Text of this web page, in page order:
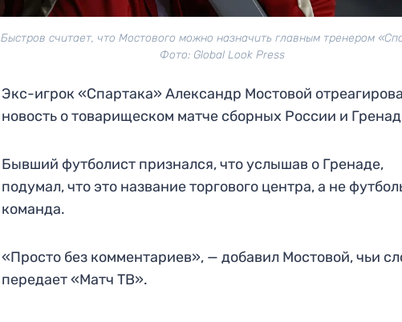
Быстров считает, что Мостового можно назначить главным тренером
Фото: Global Look Press
Экс-игрок «Спартака» Александр Мостовой
новость о товарищеском матче сборных России и
Бывший футболист признался, что услышав о Гренаде,
подумал, что это название торгового центра, а не
команда.
«Просто без комментариев», — добавил Мостовой, чьи
передает «Матч ТВ».